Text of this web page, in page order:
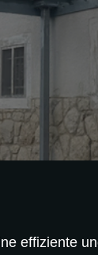
effiziente